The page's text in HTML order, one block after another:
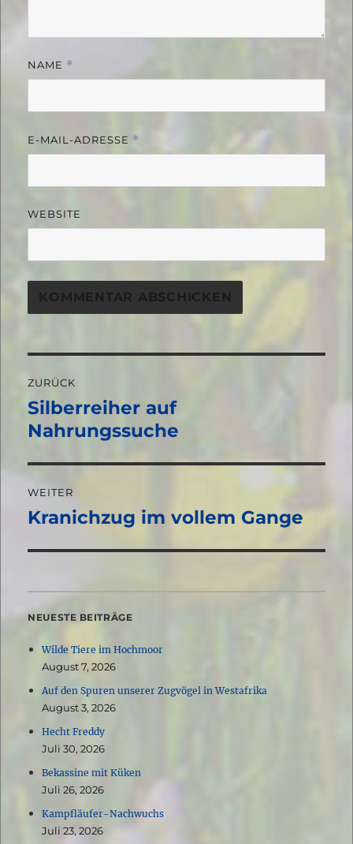
NAME *
E-MAIL-ADRESSE *
WEBSITE
ZURÜCK
Vorheriger
Beitrag:
Silberreiher auf
Nahrungssuche
WEITER
Nächster
Kranichzug im vollem Gange
NEUESTE BEITRÄGE
Wilde Tiere im Hochmoor
August 7, 2026
Auf den Spuren unserer Zugvögel in Westafrika
August 3, 2026
Hecht Freddy
Juli 30, 2026
Bekassine mit Küken
Juli 26, 2026
Kampfläufer-Nachwuchs
Juli 23, 2026